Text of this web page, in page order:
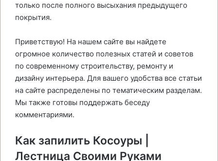
только после полного высыхания предыдущего
покрытия.
Приветствую! На нашем сайте вы найдете
огромное количество полезных статей и советов
по современному строительству, ремонту и
дизайну интерьера. Для вашего удобства все статьи
на сайте распределены по тематическим разделам.
Мы также готовы поддержать беседу
комментариями.
Как запилить Косоуры |
Лестница Своими Руками